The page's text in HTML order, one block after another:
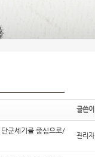
글쓴이
군세기를 중심으로/
관리자